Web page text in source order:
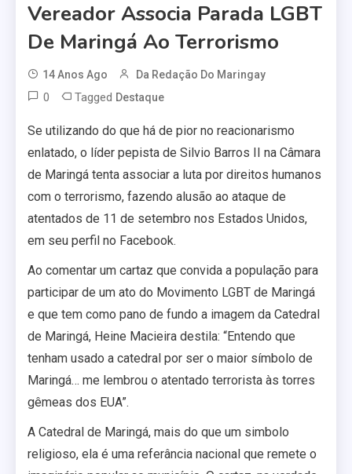
Vereador Associa Parada LGBT
De Maringá Ao Terrorismo
14 Anos Ago Da Redação Do Maringay
0 Tagged Destaque
Se utilizando do que há de pior no reacionarismo
enlatado, o líder pepista de Silvio Barros II na Câmara
de Maringá tenta associar a luta por direitos humanos
com o terrorismo, fazendo alusão ao ataque de
atentados de 11 de setembro nos Estados Unidos,
em seu perfil no Facebook.
Ao comentar um cartaz que convida a população para
participar de um ato do Movimento LGBT de Maringá
e que tem como pano de fundo a imagem da Catedral
de Maringá, Heine Macieira destila: “Entendo que
tenham usado a catedral por ser o maior símbolo de
Maringá… me lembrou o atentado terrorista às torres
gêmeas dos EUA”.
A Catedral de Maringá, mais do que um simbolo
religioso, ela é uma referância nacional que remete o